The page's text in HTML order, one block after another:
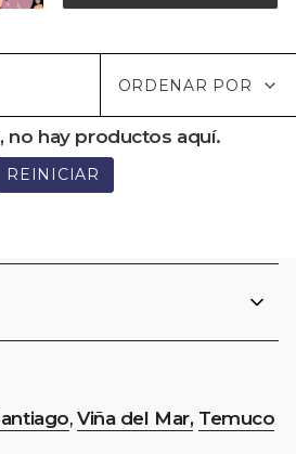
Ordenar
por
ORDENAR POR
no hay productos aquí.
REINICIAR
, Viña del Mar, Temuco